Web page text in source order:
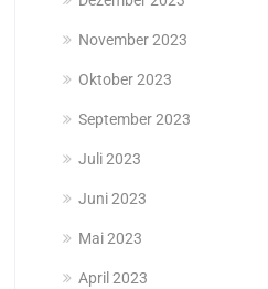
November 2023
Oktober 2023
September 2023
Juli 2023
Juni 2023
Mai 2023
April 2023